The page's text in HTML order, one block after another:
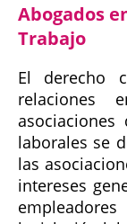
Abogados
Trabajo
El derecho
relaciones
asociaciones
laborales se
las
intereses